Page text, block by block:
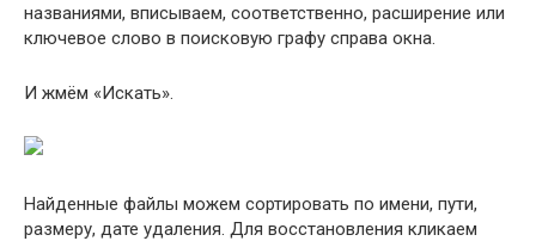
названиями, вписываем, соответственно, расширение или
ключевое слово в поисковую графу справа окна.
И жмём «Искать».
Найденные файлы можем сортировать по имени, пути,
размеру, дате удаления. Для восстановления кликаем